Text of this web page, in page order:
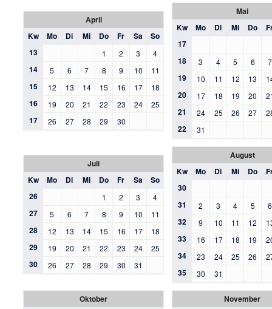
April
Kw
Mo Di Mi Do Fr Sa
So
13
1 2 3 4
14 5 6 7 8 9 10 11
15 12 13 14 15 16 17 18
16 19 20 21 22 23 24 25
17 26 27 28 29 30
Mai
Kw
Mo Di Mi Do
17
18
3 4 5 6 7
19 10 11 12 13
20 17 18 19 20
21 24 25 26 27
22 31
Juli
Kw
Mo Di Mi Do Fr Sa
So
26
1 2 3 4
27 5 6 7 8 9 10 11
28 12 13 14 15 16 17 18
29 19 20 21 22 23 24 25
30 26 27 28 29 30 31
August
Kw
Mo Di Mi Do
30
31
2 3 4 5 6
32 9 10 11 12
33 16 17 18 19
34 23 24 25 26
35 30 31
Oktober
November